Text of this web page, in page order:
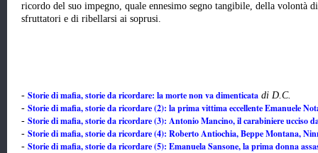
ricordo del suo impegno, quale ennesimo segno tangibile, della volontà
sfruttatori e di ribellarsi ai soprusi.
- Storie di mafia, storie da ricordare: la morte non va dimenticata di D.C.
- Storie di mafia, storie da ricordare (2): la prima vittima eccellente Emanuele
- Storie di mafia, storie da ricordare (3): Antonio Mancino, il carabiniere ucciso
- Storie di mafia, storie da ricordare (4): Roberto Antiochia, Beppe Montana,
- Storie di mafia, storie da ricordare (5): Emanuela Sansone, la prima donna